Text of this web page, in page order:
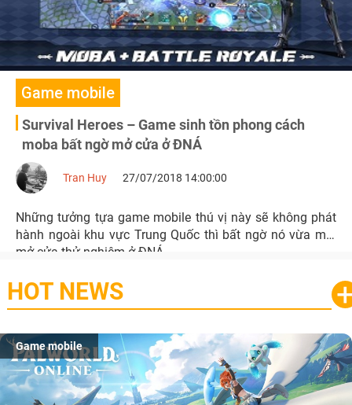
Game mobile
Survival Heroes – Game sinh tồn phong cách
moba bất ngờ mở cửa ở ĐNÁ
Tran Huy 27/07/2018 14:00:00
Những tưởng tựa game mobile thú vị này sẽ không phát
hành ngoài khu vực Trung Quốc thì bất ngờ nó vừa mới
mở cửa thử nghiệm ở ĐNÁ.
HOT NEWS
Game mobile